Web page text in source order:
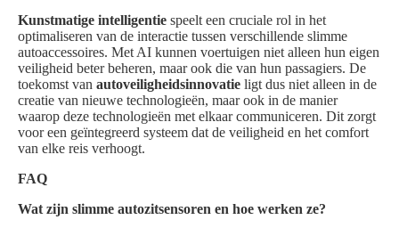
Kunstmatige intelligentie speelt een cruciale rol in het
optimaliseren van de interactie tussen verschillende slimme
autoaccessoires. Met AI kunnen voertuigen niet alleen hun eigen
veiligheid beter beheren, maar ook die van hun passagiers. De
toekomst van autoveiligheidsinnovatie ligt dus niet alleen in de
creatie van nieuwe technologieën, maar ook in de manier
waarop deze technologieën met elkaar communiceren. Dit zorgt
voor een geïntegreerd systeem dat de veiligheid en het comfort
van elke reis verhoogt.
FAQ
Wat zijn slimme autozitsensoren en hoe werken ze?